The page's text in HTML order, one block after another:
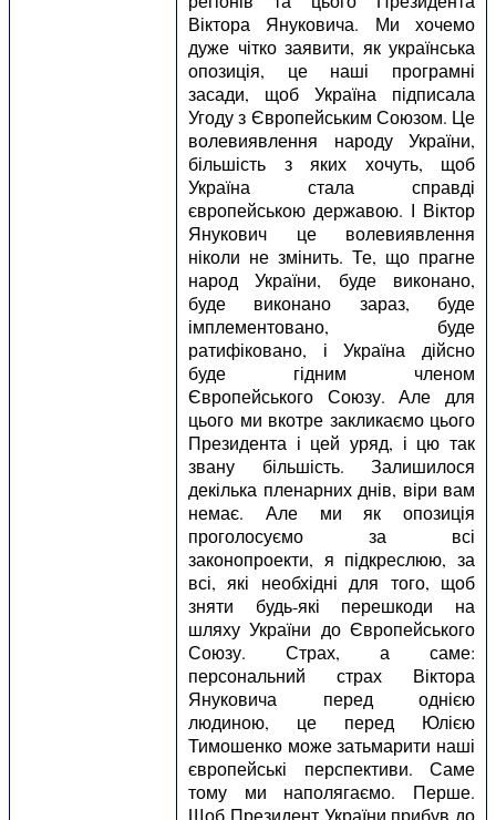
Віктора Януковича. Ми хочемо
дуже чітко заявити, як українська
опозиція, це наші програмні
засади, щоб Україна підписала
Угоду з Європейським Союзом. Це
волевиявлення народу України,
більшість з яких хочуть, щоб
Україна стала справді
європейською державою. І Віктор
Янукович це волевиявлення
ніколи не змінить. Те, що прагне
народ України, буде виконано,
буде виконано зараз, буде
імплементовано, буде
ратифіковано, і Україна дійсно
буде гідним членом
Європейського Союзу. Але для
цього ми вкотре закликаємо цього
Президента і цей уряд, і цю так
звану більшість. Залишилося
декілька пленарних днів, віри вам
немає. Але ми як опозиція
проголосуємо за всі
законопроекти, я підкреслюю, за
всі, які необхідні для того, щоб
зняти будь-які перешкоди на
шляху України до Європейського
Союзу. Страх, а саме:
персональний страх Віктора
Януковича перед однією
людиною, це перед Юлією
Тимошенко може затьмарити наші
європейські перспективи. Саме
тому ми наполягаємо. Перше.
Щоб Президент України прибув до